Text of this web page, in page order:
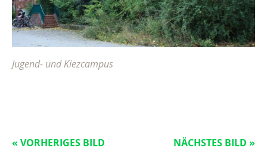
Jugend- und Kiezcampus
« VORHERIGES BILD NÄCHSTES BILD »